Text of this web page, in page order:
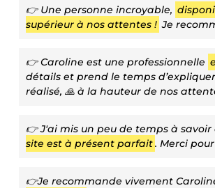
👉 Une personne incroyable,
supérieur à nos attentes ! Je
👉 Caroline est une professionnelle
détails et prend le temps
réalisé, 🙏 à la hauteur de nos
👉 J'ai mis un peu de temps à
site est à présent parfait. Merci
👉Je recommande vivement